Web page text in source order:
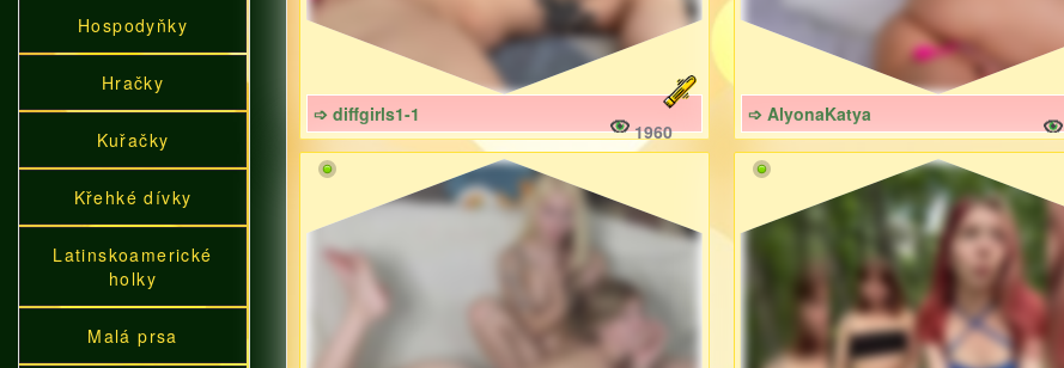
Hospodyňky
Hračky
Kuřačky
Křehké dívky
Latinskoamerické
holky
Malá prsa
➩ diffgirls1-1
1960
➩ AlyonaKatya